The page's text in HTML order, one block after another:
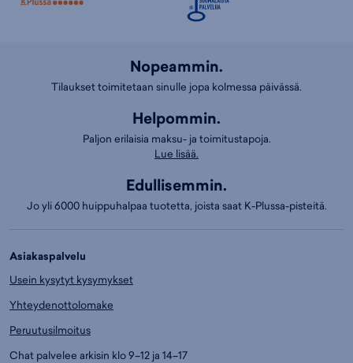
Nopeammin.
Tilaukset toimitetaan sinulle jopa kolmessa päivässä.
Helpommin.
Paljon erilaisia maksu- ja toimitustapoja.
Lue lisää.
Edullisemmin.
Jo yli 6000 huippuhalpaa tuotetta, joista saat K-Plussa-pisteitä.
Asiakaspalvelu
Usein kysytyt kysymykset
Yhteydenottolomake
Peruutusilmoitus
Chat palvelee arkisin klo 9–12 ja 14–17